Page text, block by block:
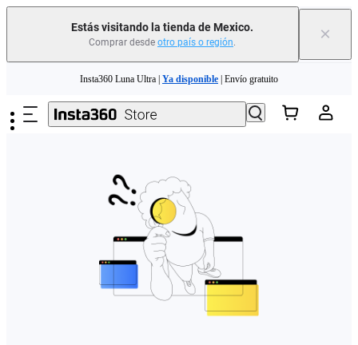
Estás visitando la tienda de Mexico.
Comprar desde otro país o región. ×
Insta360 Luna Ultra | Ya disponible | Envío gratuito
Insta360 Luna Ultra | | Envío gratuito